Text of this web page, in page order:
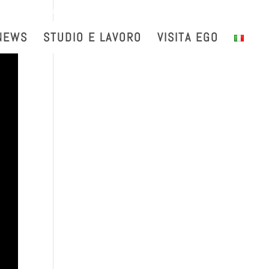
STUDIO E LAVORO VISITA EGO